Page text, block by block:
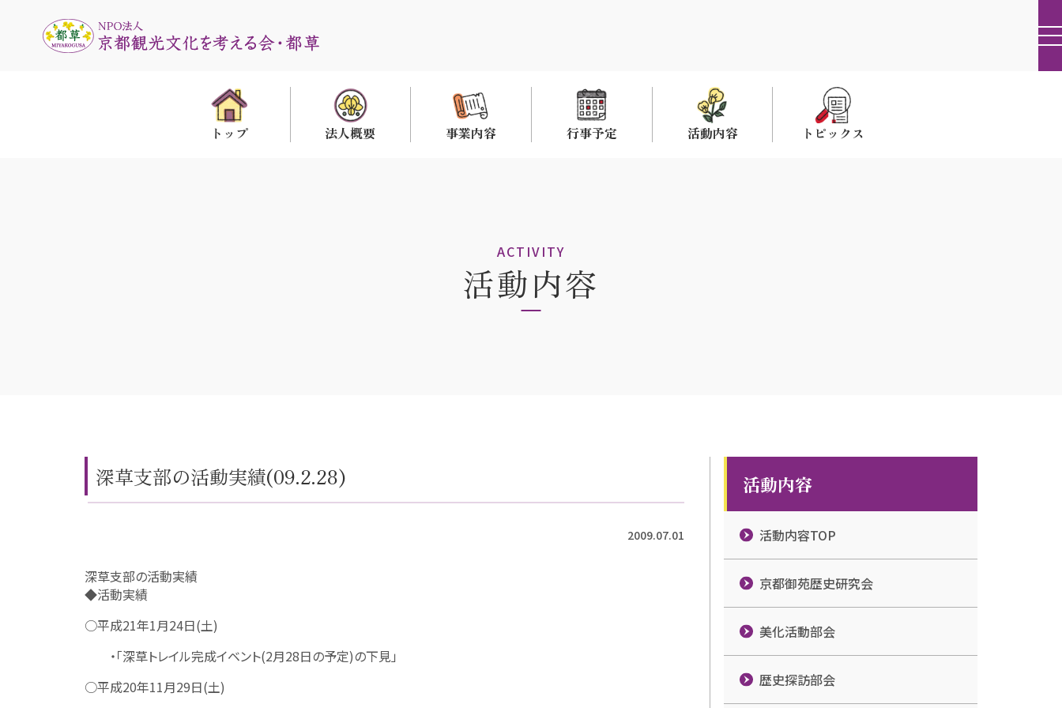
トップ 法人概要 事業内容 行事予定 活動内容 トピックス
ACTIVITY
活動内容
活動内容
活動内容TOP
京都御苑歴史研究会
美化活動部会
歴史探訪部会
深草支部の活動実績(09.2.28)
2009.07.01
深草支部の活動実績
◆活動実績
○平成21年1月24日(土)
・「深草トレイル完成イベント(2月28日の予定)の下見」
○平成20年11月29日(土)